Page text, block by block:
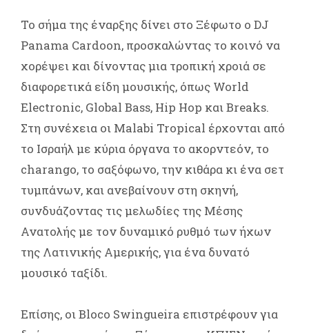
Το σήμα της έναρξης δίνει στο Ξέφωτο ο DJ
Panama Cardoon, προσκαλώντας το κοινό να
χορέψει και δίνοντας μια τροπική χροιά σε
διαφορετικά είδη μουσικής, όπως World
Electronic, Global Bass, Hip Hop και Breaks.
Στη συνέχεια οι Malabi Tropical έρχονται από
το Ισραήλ με κύρια όργανα το ακορντεόν, το
charango, το σαξόφωνο, την κιθάρα κι ένα σετ
τυμπάνων, και ανεβαίνουν στη σκηνή,
συνδυάζοντας τις μελωδίες της Μέσης
Ανατολής με τον δυναμικό ρυθμό των ήχων
της Λατινικής Αμερικής, για ένα δυνατό
μουσικό ταξίδι.
Επίσης, οι Βloco Swingueira επιστρέφουν για